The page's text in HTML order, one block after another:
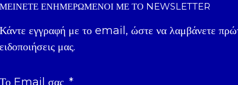
ΜΕΊΝΕΤΕ ΕΝΗΜΕΡΩΜΈΝΟΙ ΜΕ ΤΟ NEWSLETTER
Κάντε εγγραφή με το email, ώστε να λαμβάνετε
ειδοποιήσεις μας.
Το Email σας